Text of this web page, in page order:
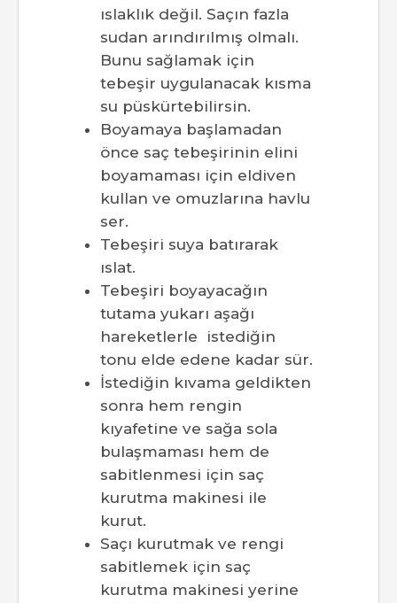
ıslaklık değil. Saçın fazla
sudan arındırılmış olmalı.
Bunu sağlamak için
tebeşir uygulanacak kısma
su püskürtebilirsin.
Boyamaya başlamadan
önce saç tebeşirinin elini
boyamaması için eldiven
kullan ve omuzlarına havlu
ser.
Tebeşiri suya batırarak
ıslat.
Tebeşiri boyayacağın
tutama yukarı aşağı
hareketlerle istediğin
tonu elde edene kadar sür.
İstediğin kıvama geldikten
sonra hem rengin
kıyafetine ve sağa sola
bulaşmaması hem de
sabitlenmesi için saç
kurutma makinesi ile
kurut.
Saçı kurutmak ve rengi
sabitlemek için saç
kurutma makinesi yerine